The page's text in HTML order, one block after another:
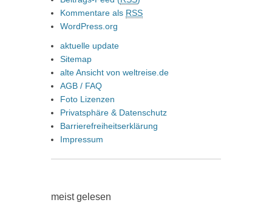
Kommentare als RSS
WordPress.org
aktuelle update
Sitemap
alte Ansicht von weltreise.de
AGB / FAQ
Foto Lizenzen
Privatsphäre & Datenschutz
Barrierefreiheitserklärung
Impressum
meist gelesen